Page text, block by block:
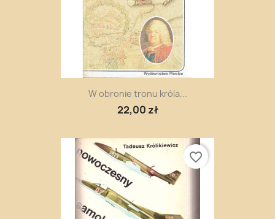
W obronie tronu króla...
22,00 zł
favorite_border